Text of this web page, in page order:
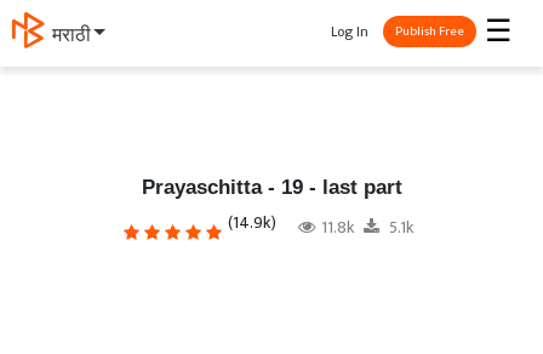
தமிழ் ☰
Log In Publish Free
Prayaschitta - 19 - last part
(14.9k) 11.8k 5.1k